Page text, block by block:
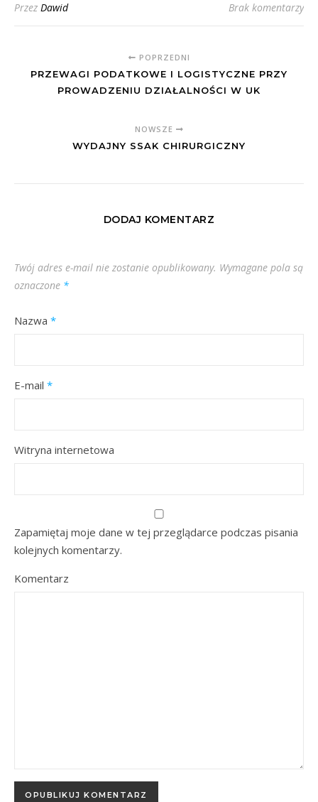
Przez Dawid Brak komentarzy
POPRZEDNI
PRZEWAGI PODATKOWE I LOGISTYCZNE PRZY
PROWADZENIU DZIAŁALNOŚCI W UK
NOWSZE
WYDAJNY SSAK CHIRURGICZNY
DODAJ KOMENTARZ
Twój adres e-mail nie zostanie opublikowany. Wymagane pola są
oznaczone *
Nazwa *
E-mail *
Witryna internetowa
Zapamiętaj moje dane w tej przeglądarce podczas pisania
kolejnych komentarzy.
Komentarz